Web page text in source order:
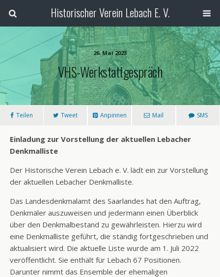
Historischer Verein Lebach E. V.
26. Mai 2023
VHS-Werkstattgespräch
Teilen Tweet Anpinnen Mail SMS
Einladung zur Vorstellung der aktuellen Lebacher
Denkmalliste
Der Historische Verein Lebach e. V. lädt ein zur Vorstellung
der aktuellen Lebacher Denkmalliste.
Das Landesdenkmalamt des Saarlandes hat den Auftrag,
Denkmäler auszuweisen und jedermann einen Überblick
über den Denkmalbestand zu gewährleisten. Hierzu wird
eine Denkmalliste geführt, die ständig fortgeschrieben und
aktualisiert wird. Die aktuelle Liste wurde am 1. Juli 2022
veröffentlicht. Sie enthält für Lebach 67 Positionen.
Darunter nimmt das Ensemble der ehemaligen